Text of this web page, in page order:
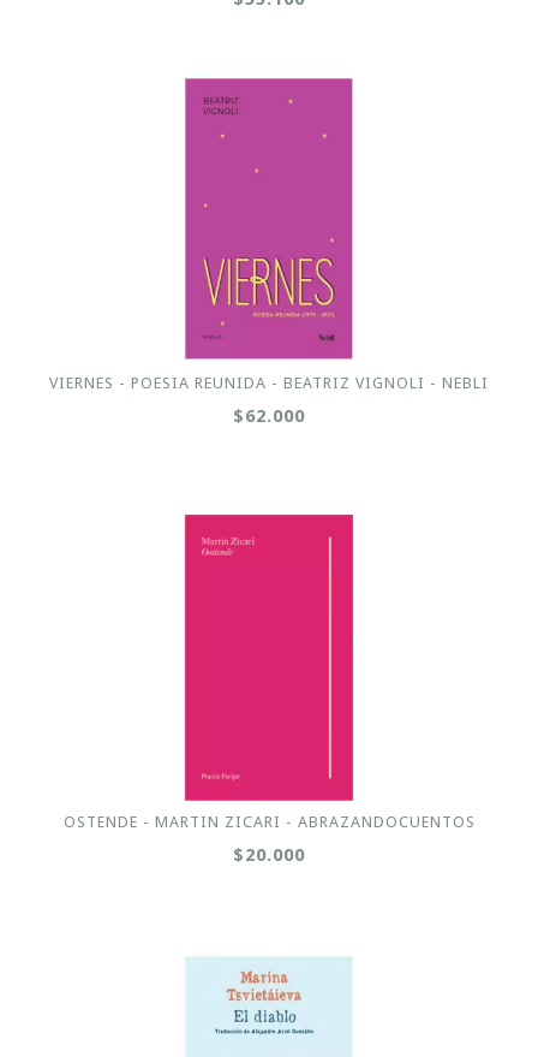
VIERNES - POESIA REUNIDA - BEATRIZ VIGNOLI - NEBLI
$62.000
OSTENDE - MARTIN ZICARI - ABRAZANDOCUENTOS
$20.000